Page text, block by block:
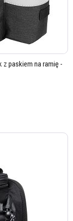
z paskiem na ramię -